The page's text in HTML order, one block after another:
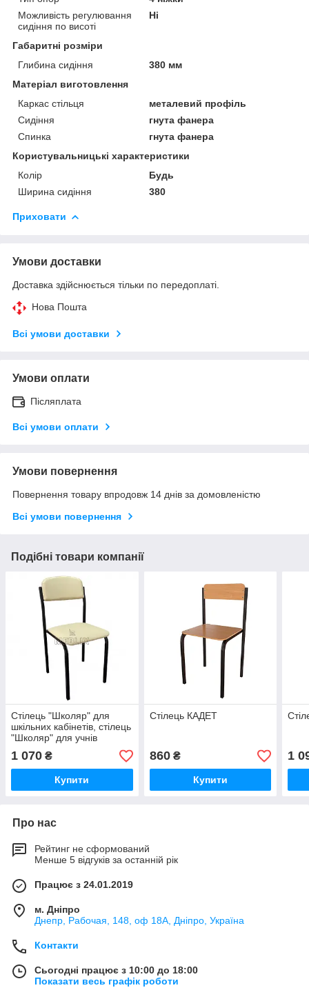
Можливість регулювання
сидіння по висоті
Ні
Габаритні розміри
Глибина сидіння
380 мм
Матеріал виготовлення
Каркас стільця
металевий профіль
Сидіння
гнута фанера
Спинка
гнута фанера
Користувальницькі характеристики
Колір
Будь
Ширина сидіння
380
Приховати
Умови доставки
Доставка здійснюється тільки по передоплаті.
Нова Пошта
Всі умови доставки
Умови оплати
Післяплата
Всі умови оплати
Умови повернення
Повернення товару впродовж 14 днів за домовленістю
Всі умови повернення
Подібні товари компанії
Стілець "Школяр" для
шкільних кабінетів, стілець
"Школяр" для учнів
1 070 ₴
Купити
Стілець КАДЕТ
860₴
Купити
1
Про нас
Рейтинг не сформований
Менше 5 відгуків за останній рік
Працює з 24.01.2019
м. Дніпро
Днепр, Рабочая, 148, оф 18А, Дніпро, Україна
Контакти
Сьогодні працює з 10:00 до 18:00
Показати весь графік роботи